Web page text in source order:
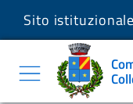
Salta e vai al
Salta e vai al footer
Sito istituzionale